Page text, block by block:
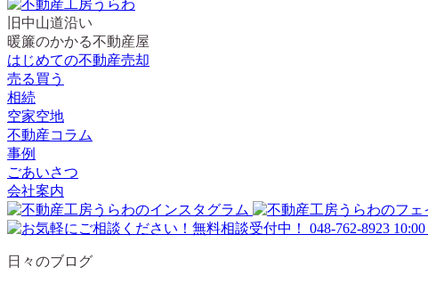
旧中山道沿い
暖簾のかかる不動産屋
はじめての不動産売却
売る買う
相続
空家空地
不動産コラム
事例
ごあいさつ
会社案内
日々のブログ